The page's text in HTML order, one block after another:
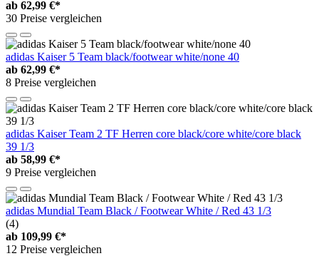
ab 62,99 €*
30 Preise vergleichen
adidas Kaiser 5 Team black/footwear white/none 40
ab 62,99 €*
8 Preise vergleichen
adidas Kaiser Team 2 TF Herren core black/core white/core black
39 1/3
ab 58,99 €*
9 Preise vergleichen
adidas Mundial Team Black / Footwear White / Red 43 1/3
(4)
ab 109,99 €*
12 Preise vergleichen